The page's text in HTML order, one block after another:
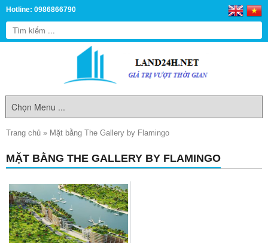
Hotline: 0986866790
Trang chủ » Mặt bằng The Gallery by Flamingo
MẶT BẰNG THE GALLERY BY FLAMINGO